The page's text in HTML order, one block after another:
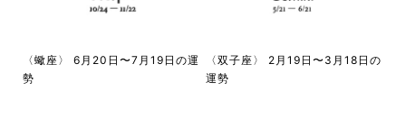
〈蠍座〉 6月20日〜7月19日の運
勢
〈双子座〉 2月19日〜3月18日の
運勢